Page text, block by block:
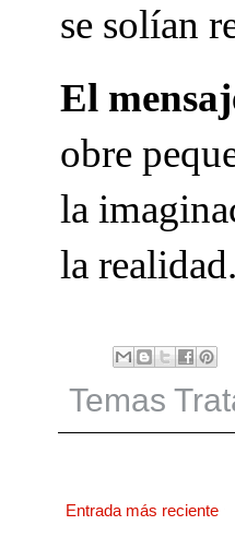
se solían
El
obre
la
la realidad.
Temas
Entrada más reciente